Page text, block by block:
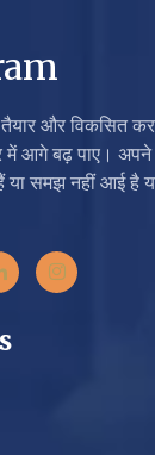
और विकसित
में आगे बढ़ पाए।
समझ नहीं आई है